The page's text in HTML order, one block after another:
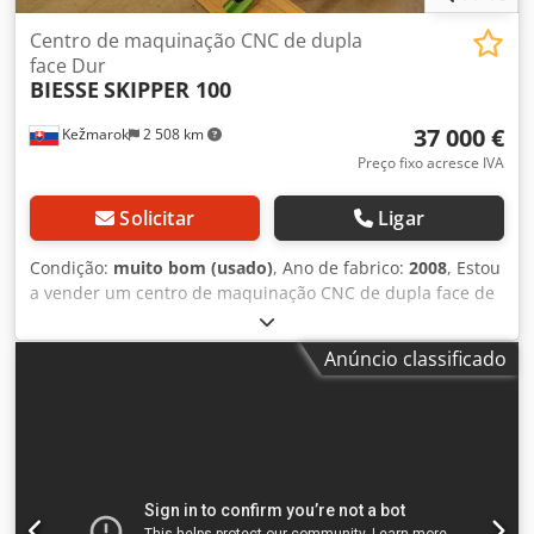
Kežmarok 2 508 km
Centro de maquinação CNC de dupla
face Dur
BIESSE SKIPPER 100
37 000 €
Preço fixo acresce IVA
Solicitar Ligar
Condição: muito bom (usado), Ano de fabrico: 2008, Estou
a vender um centro de maquinação CNC de dupla face de
passagem Biesse Skipper 100 Ano de construção 2008.
Muito produtivo e rápido. Mesa de alimentação
automática. Comprimento de trabalho 90-3000mm Largura
saída. Estado de conservação muito bom! Totalmente
Anúncio classificado